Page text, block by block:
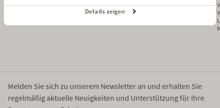
Details zeigen
Für eine rechtssichere bAV-Beratung:
Wie wir Sie dabei unterstützen
BU & YOU – it’s a match: Warum junge
Kunden jetzt ein perfektes Match für
Melden Sie sich zu unserem Newsletter an und erhalten Sie
regelmäßig aktuelle Neuigkeiten und Unterstützung für Ihre